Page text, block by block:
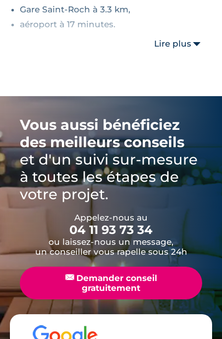
Gare Saint-Roch à 3.3 km,
aéroport à 17 minutes.
Lire plus
Vous aussi bénéficiez
des meilleurs conseils
et d'un suivi sur-mesure
à toutes les étapes de
votre projet.
Appelez-nous au
04 11 93 73 34
ou laissez-nous un message,
un conseiller vous rapelle sous 24h
📧Demander conseil
gratuitement